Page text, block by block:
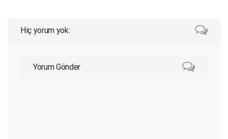
Hiç yorum yok:
Yorum Gönder